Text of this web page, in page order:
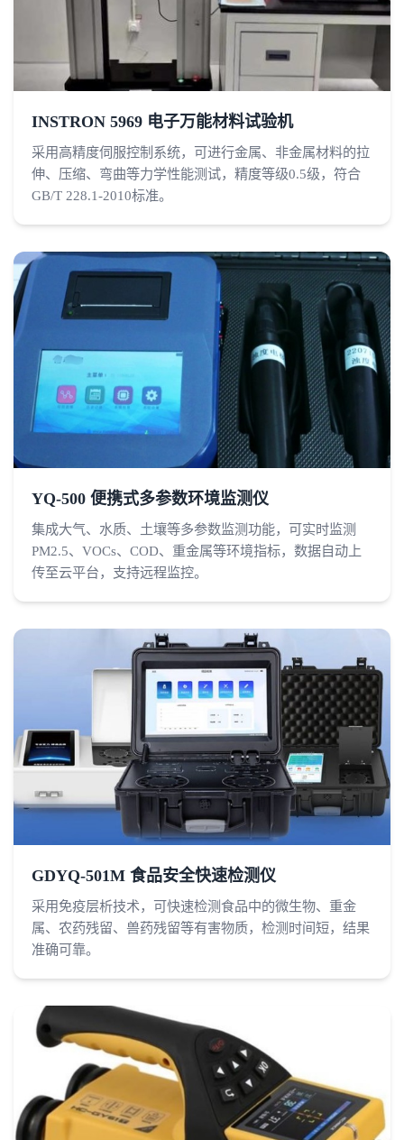
INSTRON 5969 电子万能材料试验机
采用高精度伺服控制系统，可进行金属、非金属材料的拉
伸、压缩、弯曲等力学性能测试，精度等级0.5级，符合
GB/T 228.1-2010标准。
YQ-500 便携式多参数环境监测仪
集成大气、水质、土壤等多参数监测功能，可实时监测
PM2.5、VOCs、COD、重金属等环境指标，数据自动上
传至云平台，支持远程监控。
GDYQ-501M 食品安全快速检测仪
采用免疫层析技术，可快速检测食品中的微生物、重金
属、农药残留、兽药残留等有害物质，检测时间短，结果
准确可靠。